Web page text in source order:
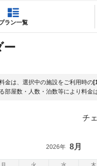
ラン一覧
ー
金は、選択中の施設をご利用時の
部屋数・人数・泊数等により料金
チ
2026年 8月